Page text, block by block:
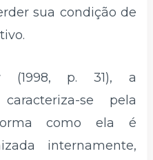
sua condição de
(1998, p. 31), a
se pela
como ela é
internamente,